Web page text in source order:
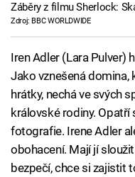
Záběry z filmu Sherlock:
Zdroj: BBC WORLDWIDE
Iren Adler (Lara Pulver)
Jako vznešená
hrátky, nechá ve svých
královské rodiny.
fotografie. Irene Adler
obohacení. Mají jí
bezpečí, chce si zajistit